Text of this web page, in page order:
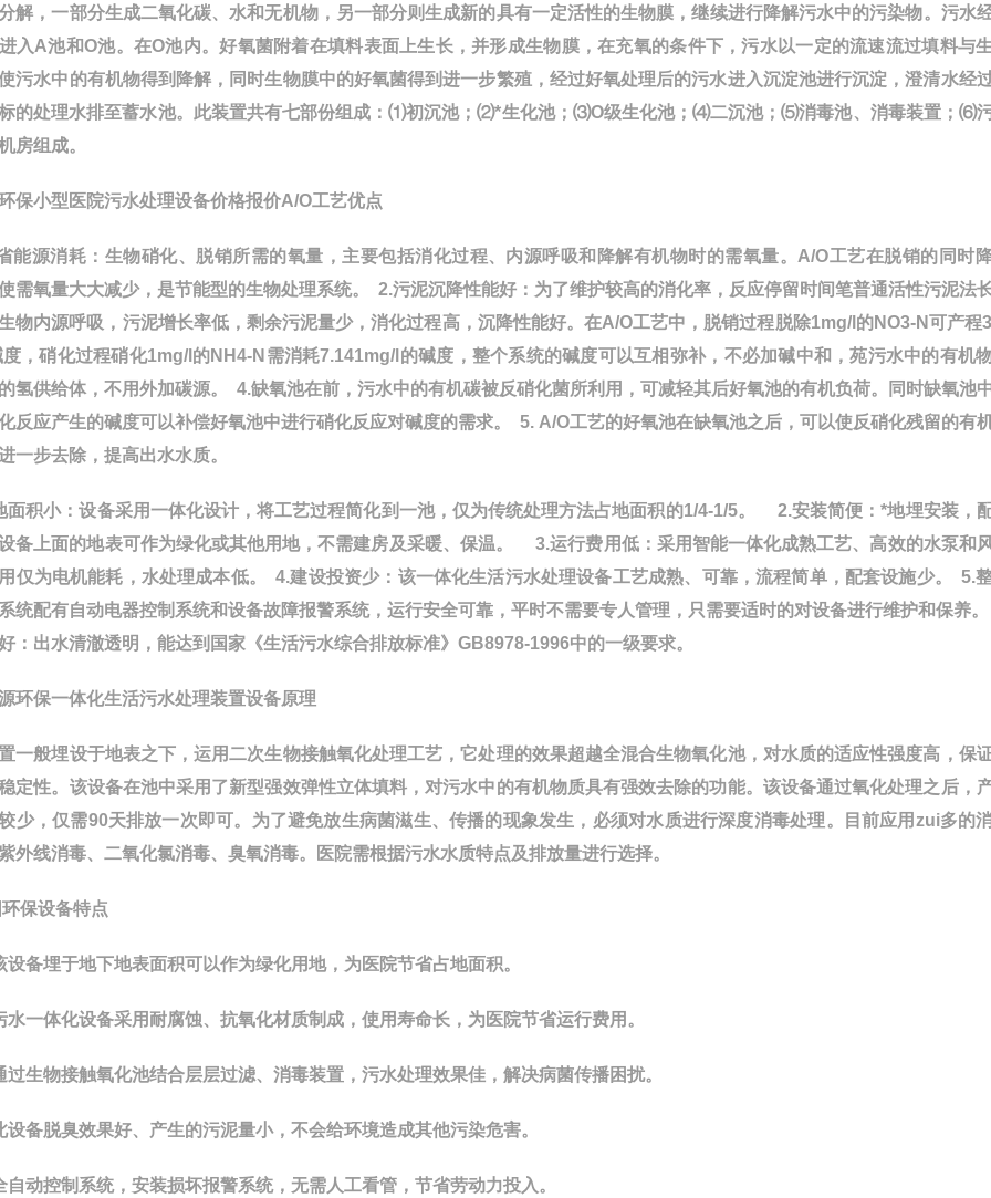
解，一部分生成二氧化碳、水和无机物，另一部分则生成新的具有一定活性的生物膜，继续进行降解污水中的污染物。污水
入A池和O池。在O池内。好氧菌附着在填料表面上生长，并形成生物膜，在充氧的条件下，污水以一定的流速流过填料与
污水中的有机物得到降解，同时生物膜中的好氧菌得到进一步繁殖，经过好氧处理后的污水进入沉淀池进行沉淀，澄清水经
的处理水排至蓄水池。此装置共有七部份组成：⑴初沉池；⑵*生化池；⑶O级生化池；⑷二沉池；⑸消毒池、消毒装置；⑹
房组成。
保小型医院污水处理设备价格报价A/O工艺优点
能源消耗：生物硝化、脱销所需的氧量，主要包括消化过程、内源呼吸和降解有机物时的需氧量。A/O工艺在脱销的同时
需氧量大大减少，是节能型的生物处理系统。 2.污泥沉降性能好：为了维护较高的消化率，反应停留时间笔普通活性污泥法
物内源呼吸，污泥增长率低，剩余污泥量少，消化过程高，沉降性能好。在A/O工艺中，脱销过程脱除1mg/l的NO3-N可产程
，硝化过程硝化1mg/l的NH4-N需消耗7.141mg/l的碱度，整个系统的碱度可以互相弥补，不必加碱中和，苑污水中的有机
氢供给体，不用外加碳源。 4.缺氧池在前，污水中的有机碳被反硝化菌所利用，可减轻其后好氧池的有机负荷。同时缺氧池
反应产生的碱度可以补偿好氧池中进行硝化反应对碱度的需求。 5. A/O工艺的好氧池在缺氧池之后，可以使反硝化残留的有
一步去除，提高出水水质。
面积小：设备采用一体化设计，将工艺过程简化到一池，仅为传统处理方法占地面积的1/4-1/5。 2.安装简便：*地埋安装，
备上面的地表可作为绿化或其他用地，不需建房及采暖、保温。 3.运行费用低：采用智能一体化成熟工艺、高效的水泵和
仅为电机能耗，水处理成本低。 4.建设投资少：该一体化生活污水处理设备工艺成熟、可靠，流程简单，配套设施少。 5.
统配有自动电器控制系统和设备故障报警系统，运行安全可靠，平时不需要专人管理，只需要适时的对设备进行维护和保养
：出水清澈透明，能达到国家《生活污水综合排放标准》GB8978-1996中的一级要求。
环保一体化生活污水处理装置设备原理
一般埋设于地表之下，运用二次生物接触氧化处理工艺，它处理的效果超越全混合生物氧化池，对水质的适应性强度高，保
定性。该设备在池中采用了新型强效弹性立体填料，对污水中的有机物质具有强效去除的功能。该设备通过氧化处理之后，
少，仅需90天排放一次即可。为了避免放生病菌滋生、传播的现象发生，必须对水质进行深度消毒处理。目前应用zui多的
外线消毒、二氧化氯消毒、臭氧消毒。医院需根据污水水质特点及排放量进行选择。
环保设备特点
设备埋于地下地表面积可以作为绿化用地，为医院节省占地面积。
水一体化设备采用耐腐蚀、抗氧化材质制成，使用寿命长，为医院节省运行费用。
过生物接触氧化池结合层层过滤、消毒装置，污水处理效果佳，解决病菌传播困扰。
设备脱臭效果好、产生的污泥量小，不会给环境造成其他污染危害。
自动控制系统，安装损坏报警系统，无需人工看管，节省劳动力投入。